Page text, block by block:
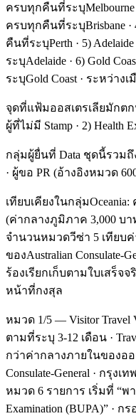
ครบทุกคืนที่ระบุ
ครบทุกคืนที่ระบุBrisbane
คืนที่ระบุPerth · 5)
ระบุAdelaide · 6) Gold
ระบุGold Coast · ระหว่าง
จุดที่แฟ้มออสเตรเลียมักต
ผู้ที่ไม่มี Stamp · 2) Health
กลุ่มผู้ยื่นที่ Data ชุดนี้รวมถึง
· ผู้ขอ PR (อ้างอิงหมวด
เทียบเคียงในกลุ่ม
(ค่ากลางภูมิภาค 3,000 บา
จำนวนหมวดวีซ่า 5 เทียบค่า
ของAustralian Consulate-
ร้องเรียกเก็บตามใบเสร็จ
หน้าที่กงสุล
หมวด 1/5 — Visitor Travel
ตามที่ระบุ 3-12 เดือน ·
กว่าค่ากลางภายในของออ
Consulate-General · กรุงเ
หมวด 6 รายการ เริ่มที่ “พ
Examination (BUPA)” · ก